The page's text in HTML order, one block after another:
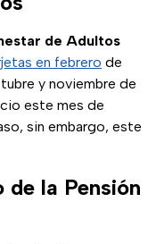
de Adultos
en febrero de
y noviembre de
este mes de
sin embargo, este
de la Pensión